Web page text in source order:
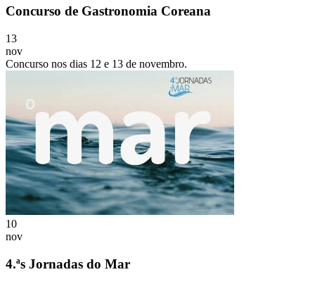
Concurso de Gastronomia Coreana
13
nov
Concurso nos dias 12 e 13 de novembro.
10
nov
4.ªs Jornadas do Mar